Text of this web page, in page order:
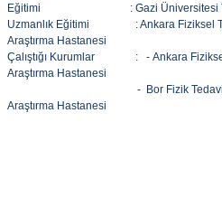
Eğitimi : Gazi Üniversitesi Tıp
Uzmanlık Eğitimi : Ankara Fiziksel
Araştırma Hastanesi
Çalıştığı Kurumlar : - Ankara
Araştırma Hastanesi
- Bor Fizik
Araştırma Hastanesi